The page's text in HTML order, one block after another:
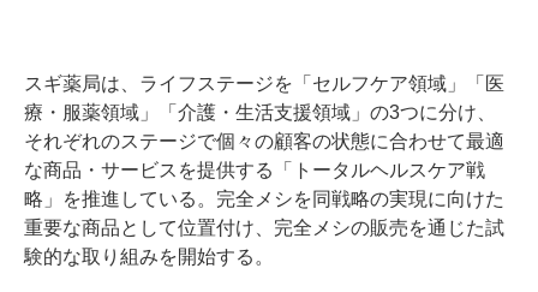
スギ薬局は、ライフステージを「セルフケア領域」「医
療・服薬領域」「介護・生活支援領域」の3つに分け、
それぞれのステージで個々の顧客の状態に合わせて最適
な商品・サービスを提供する「トータルヘルスケア戦
略」を推進している。完全メシを同戦略の実現に向けた
重要な商品として位置付け、完全メシの販売を通じた試
験的な取り組みを開始する。